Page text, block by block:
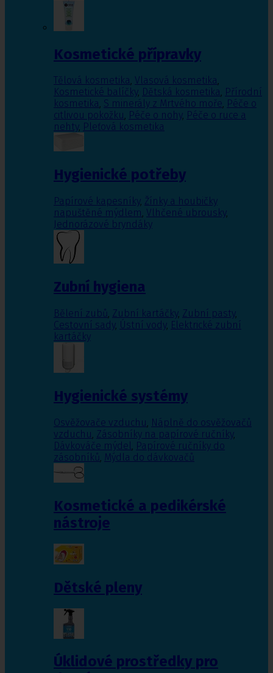
Kosmetické přípravky
Tělová kosmetika, Vlasová kosmetika,
Kosmetické balíčky, Dětská kosmetika, Přírodní
kosmetika, S minerály z Mrtvého moře, Péče o
citlivou pokožku, Péče o nohy, Péče o ruce a
nehty, Pleťová kosmetika
Hygienické potřeby
Papírové kapesníky, Žínky a houbičky
napuštěné mýdlem, Vlhčené ubrousky,
Jednorázové bryndáky
Zubní hygiena
Bělení zubů, Zubní kartáčky, Zubní pasty,
Cestovní sady, Ústní vody, Elektrické zubní
kartáčky
Hygienické systémy
Osvěžovače vzduchu, Náplně do osvěžovačů
vzduchu, Zásobníky na papírové ručníky,
Dávkováče mýdel, Papírové ručníky do
zásobníků, Mýdla do dávkovačů
Kosmetické a pedikérské
nástroje
Dětské pleny
Úklidové prostředky pro